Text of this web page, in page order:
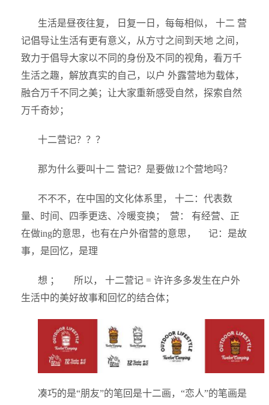
生活是昼夜往复， 日复一日，每每相似， 十二 营
记倡导让生活有更有意义，从方寸之间到天地 之间，
致力于倡导大家以不同的身份及不同的视角，看万千
生活之趣，解放真实的自己，以户 外露营地为载体，
融合万千不同之美；让大家重新感受自然，探索自然
万千奇妙；
十二营记？？？
那为什么要叫十二 营记？是要做12个营地吗？
不不不，在中国的文化体系里， 十二：代表数
量、时间、四季更迭、冷暖变换； 营： 有经营、正
在做ing的意思，也有在户外宿营的意思， 记：是故
事，是回忆，是理
想 ； 所以， 十二营记 = 许许多多发生在户外
生活中的美好故事和回忆的结合体；
凑巧的是“朋友”的笔回是十二画，“恋人”的笔画是